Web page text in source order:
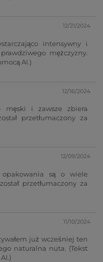
12/21/2024
intensywny i
mężczyzny.
AI.)
12/16/2024
męski i zawsze zbiera
przetłumaczony za
12/09/2024
opakowania są o wiele
przetłumaczony za
11/10/2024
już wcześniej ten
naturalna nuta. (Tekst